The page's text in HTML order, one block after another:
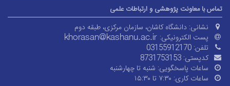
تماس با معاونت پژوهشی و ارتباطات علمی
نشانی: دانشگاه کاشان، سازمان مرکزی، طبقه دوم
پست الکترونیکی:
تلفن: 03155912170
کدپستی: 8731753153
ساعات پاسخگویی: شنبه تا چهارشنبه
ساعات کاری: ۷:۳۰ تا ۱۵:۳۰